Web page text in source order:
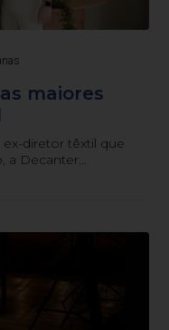
maiores
diretor têxtil que
a Decanter